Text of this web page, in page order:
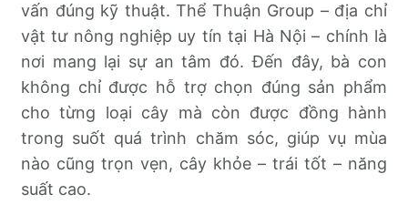
vấn đúng kỹ thuật. Thể Thuận Group – địa chỉ
vật tư nông nghiệp uy tín tại Hà Nội – chính là
nơi mang lại sự an tâm đó. Đến đây, bà con
không chỉ được hỗ trợ chọn đúng sản phẩm
cho từng loại cây mà còn được đồng hành
trong suốt quá trình chăm sóc, giúp vụ mùa
nào cũng trọn vẹn, cây khỏe – trái tốt – năng
suất cao.